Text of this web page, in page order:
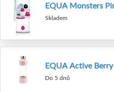
EQUA Monsters
Skladem
EQUA Active
Do 5 dnů